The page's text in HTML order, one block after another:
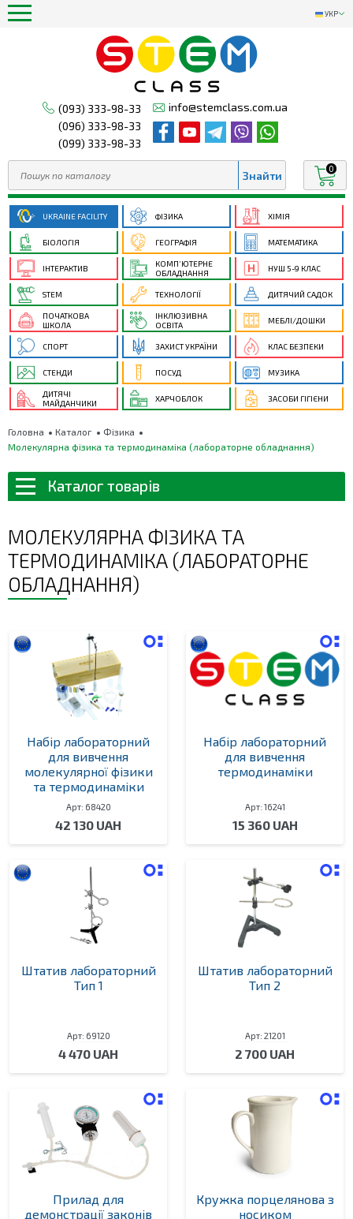
УКР
(093) 333-98-33
(096) 333-98-33
(099) 333-98-33
info@stemclass.com.ua
0
UKRAINE FACILITY ФІЗИКА ХІМІЯ
БІОЛОГІЯ ГЕОГРАФІЯ МАТЕМАТИКА
ІНТЕРАКТИВ
КОМП’ЮТЕРНЕ
ОБЛАДНАННЯ
НУШ 5-9 КЛАС
STEM ТЕХНОЛОГІЇ ДИТЯЧИЙ САДОК
ПОЧАТКОВА
ШКОЛА
ІНКЛЮЗИВНА
ОСВІТА
МЕБЛІ/ДОШКИ
СПОРТ ЗАХИСТ УКРАЇНИ КЛАС БЕЗПЕКИ
СТЕНДИ ПОСУД МУЗИКА
ДИТЯЧІ
МАЙДАНЧИКИ
ХАРЧОБЛОК ЗАСОБИ ГІГІЄНИ
Головна Каталог
Фізика
Молекулярна фізика та термодинаміка (лабораторне обладнання)
Каталог товарів
МОЛЕКУЛЯРНА ФІЗИКА ТА
ТЕРМОДИНАМІКА (ЛАБОРАТОРНЕ
ОБЛАДНАННЯ)
Набір лабораторний
для вивчення
молекулярної фізики
та термодинаміки
Арт: 68420
42 130 UAH
Набір лабораторний
для вивчення
термодинаміки
Арт: 16241
15 360 UAH
Штатив лабораторний
Тип 1
Арт: 69120
4 470 UAH
Штатив лабораторний
Тип 2
Арт: 21201
2 700 UAH
Прилад для
демонстрації законів
Кружка порцелянова з
носиком